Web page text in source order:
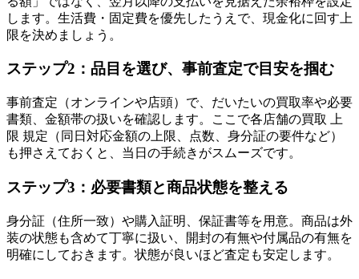
します。生活費・固定費を優先したうえで、現金化に回す上
限を決めましょう。
ステップ2：品目を選び、事前査定で目安を掴む
事前査定（オンラインや店頭）で、だいたいの買取率や必要
書類、金額帯の扱いを確認します。ここで各店舗の買取 上
限 規定（同日対応金額の上限、点数、身分証の要件など）
も押さえておくと、当日の手続きがスムーズです。
ステップ3：必要書類と商品状態を整える
身分証（住所一致）や購入証明、保証書等を用意。商品は外
装の状態も含めて丁寧に扱い、開封の有無や付属品の有無を
明確にしておきます。状態が良いほど査定も安定します。